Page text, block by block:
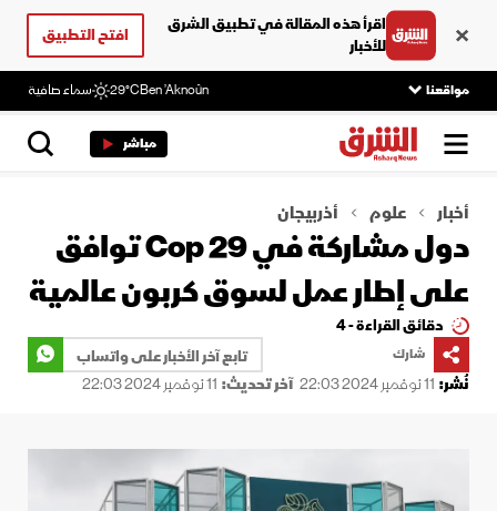
اقرأ هذه المقالة في تطبيق الشرق
للأخبار
افتح التطبيق
مواقعنا Ben ’Aknoûn
29°C سماء صافية
مباشر
أخبار علوم أذربيجان
دول مشاركة في Cop 29 توافق
على إطار عمل لسوق كربون عالمية
دقائق القراءة - 4
شارك
تابع آخر الأخبار على واتساب
نُشر: 11 نوفمبر 2024 22:03 آخر تحديث: 11 نوفمبر 2024 22:03